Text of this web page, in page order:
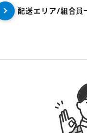
配送エリア/組合員